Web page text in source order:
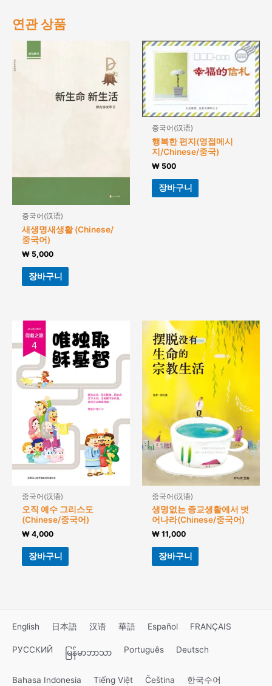
(Chinese/
중
어)
수
연관 상품
중국어(汉语)
새생명새생활 (Chinese/
중국어)
₩ 5,000
장바구니
중국어(汉语)
행복한 편지(영접메시
지/Chinese/중국)
₩ 500
장바구니
중국어(汉语)
오직 예수 그리스도
(Chinese/중국어)
₩ 4,000
장바구니
중국어(汉语)
생명없는 종교생활에서 벗
어나라(Chinese/중국어)
₩ 11,000
장바구니
English 日本語 汉语 華語 Español FRANÇAIS
РУССКИЙ မြန်မာဘာသာ Português Deutsch
Bahasa Indonesia Tiếng Việt Čeština 한국수어